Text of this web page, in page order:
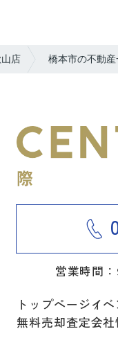
店 橋本市の不動産
営業時間
トップページイ
無料売却査定会